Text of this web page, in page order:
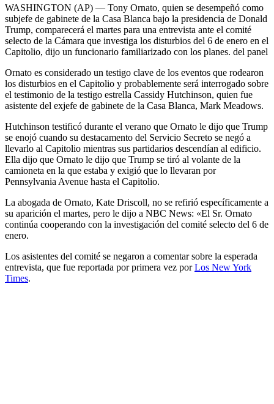
WASHINGTON (AP) — Tony Ornato, quien se desempeñó como
subjefe de gabinete de la Casa Blanca bajo la presidencia de Donald
Trump, comparecerá el martes para una entrevista ante el comité
selecto de la Cámara que investiga los disturbios del 6 de enero en el
Capitolio, dijo un funcionario familiarizado con los planes. del panel
Ornato es considerado un testigo clave de los eventos que rodearon
los disturbios en el Capitolio y probablemente será interrogado sobre
el testimonio de la testigo estrella Cassidy Hutchinson, quien fue
asistente del exjefe de gabinete de la Casa Blanca, Mark Meadows.
Hutchinson testificó durante el verano que Ornato le dijo que Trump
se enojó cuando su destacamento del Servicio Secreto se negó a
llevarlo al Capitolio mientras sus partidarios descendían al edificio.
Ella dijo que Ornato le dijo que Trump se tiró al volante de la
camioneta en la que estaba y exigió que lo llevaran por
Pennsylvania Avenue hasta el Capitolio.
La abogada de Ornato, Kate Driscoll, no se refirió específicamente a
su aparición el martes, pero le dijo a NBC News: «El Sr. Ornato
continúa cooperando con la investigación del comité selecto del 6 de
enero.
Los asistentes del comité se negaron a comentar sobre la esperada
entrevista, que fue reportada por primera vez porLos New York
Times.